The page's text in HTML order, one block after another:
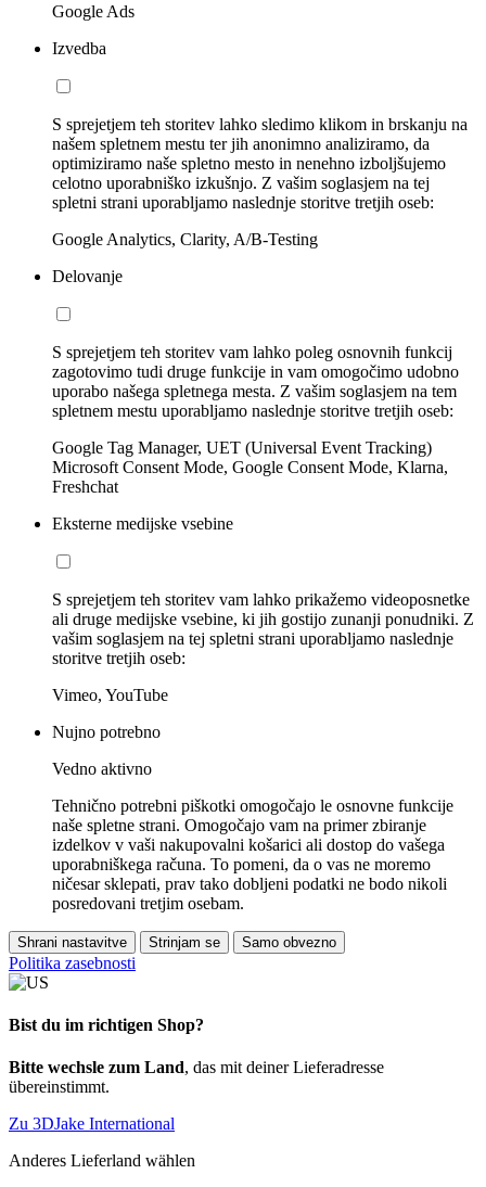
Google Ads
Izvedba
S sprejetjem teh storitev lahko sledimo klikom in brskanju na
našem spletnem mestu ter jih anonimno analiziramo, da
optimiziramo naše spletno mesto in nenehno izboljšujemo
celotno uporabniško izkušnjo. Z vašim soglasjem na tej
spletni strani uporabljamo naslednje storitve tretjih oseb:
Google Analytics, Clarity, A/B-Testing
Delovanje
S sprejetjem teh storitev vam lahko poleg osnovnih funkcij
zagotovimo tudi druge funkcije in vam omogočimo udobno
uporabo našega spletnega mesta. Z vašim soglasjem na tem
spletnem mestu uporabljamo naslednje storitve tretjih oseb:
Google Tag Manager, UET (Universal Event Tracking)
Microsoft Consent Mode, Google Consent Mode, Klarna,
Freshchat
Eksterne medijske vsebine
S sprejetjem teh storitev vam lahko prikažemo videoposnetke
ali druge medijske vsebine, ki jih gostijo zunanji ponudniki. Z
vašim soglasjem na tej spletni strani uporabljamo naslednje
storitve tretjih oseb:
Vimeo, YouTube
Nujno potrebno
Vedno aktivno
Tehnično potrebni piškotki omogočajo le osnovne funkcije
naše spletne strani. Omogočajo vam na primer zbiranje
izdelkov v vaši nakupovalni košarici ali dostop do vašega
uporabniškega računa. To pomeni, da o vas ne moremo
ničesar sklepati, prav tako dobljeni podatki ne bodo nikoli
posredovani tretjim osebam.
Shrani nastavitve Strinjam se Samo obvezno
Politika zasebnosti
Bist du im richtigen Shop?
Bitte wechsle zum Land, das mit deiner Lieferadresse
übereinstimmt.
Zu 3DJake International
Anderes Lieferland wählen